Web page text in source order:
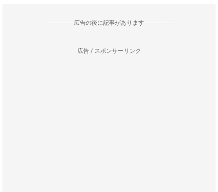
--------------------広告の後に記事があります--------------------
広告 / スポンサーリンク